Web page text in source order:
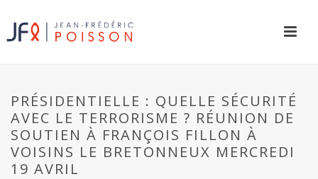
PRÉSIDENTIELLE : QUELLE SÉCURITÉ
AVEC LE TERRORISME ? RÉUNION DE
SOUTIEN À FRANÇOIS FILLON À
VOISINS LE BRETONNEUX MERCREDI
19 AVRIL